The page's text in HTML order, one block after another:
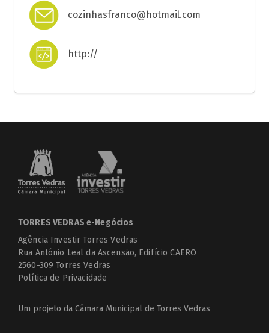
cozinhasfranco@hotmail.com
http://
TORRES VEDRAS e-Negócios
Agência Investir Torres Vedras
Rua António Leal da Ascensão, Edifício CAERO
2560-309 Torres Vedras
Política de Privacidade
Um projeto da Câmara Municipal de Torres Vedras